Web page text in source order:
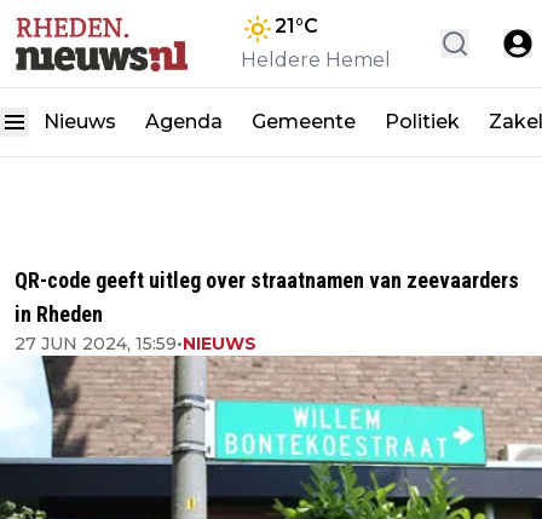
21°C
Heldere Hemel
Nieuws Agenda Gemeente Politiek
QR-code geeft uitleg over straatnamen van zeevaarders
in Rheden
27 JUN 2024, 15:59•NIEUWS